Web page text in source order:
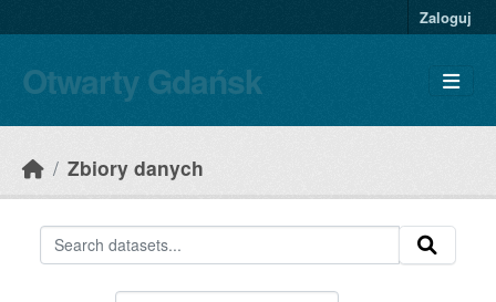
Zaloguj
Otwarty Gdańsk
Zbiory danych